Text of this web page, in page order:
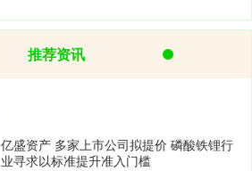
推荐资讯
亿盛资产 多家上市公司拟提价 磷酸铁锂行
业寻求以标准提升准入门槛